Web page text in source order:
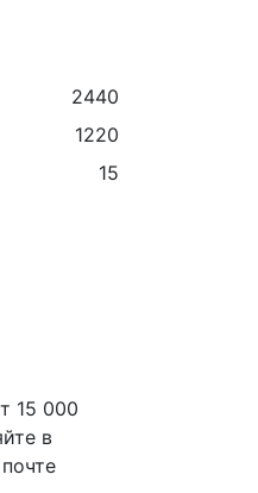
2440
1220
15
15 000
в